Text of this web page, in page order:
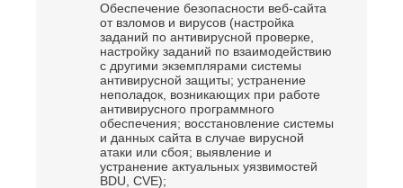
Обеспечение безопасности веб-сайта
от взломов и вирусов (настройка
заданий по антивирусной проверке,
настройку заданий по взаимодействию
с другими экземплярами системы
антивирусной защиты; устранение
неполадок, возникающих при работе
антивирусного программного
обеспечения; восстановление системы
и данных сайта в случае вирусной
атаки или сбоя; выявление и
устранение актуальных уязвимостей
BDU, CVE);